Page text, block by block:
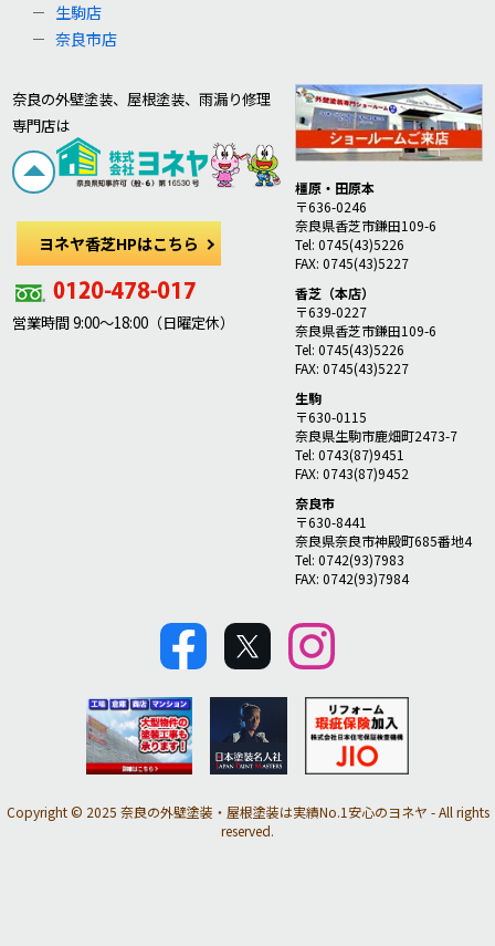
生駒店
奈良市店
奈良の外壁塗装、屋根塗装、雨漏り修理
専門店は
ヨネヤ香芝HPはこちら
営業時間 9:00～18:00（日曜定休）
橿原・田原本
〒636-0246
奈良県香芝市鎌田109-6
Tel: 0745(43)5226
FAX: 0745(43)5227
香芝（本店）
〒639-0227
奈良県香芝市鎌田109-6
Tel: 0745(43)5226
FAX: 0745(43)5227
生駒
〒630-0115
奈良県生駒市鹿畑町2473-7
Tel: 0743(87)9451
FAX: 0743(87)9452
奈良市
〒630-8441
奈良県奈良市神殿町685番地4
Tel: 0742(93)7983
FAX: 0742(93)7984
Copyright © 2025 奈良の外壁塗装・屋根塗装は実績No.1安心のヨネヤ - All rights
reserved.